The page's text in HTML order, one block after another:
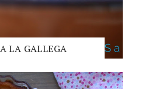
LA GALLEGA